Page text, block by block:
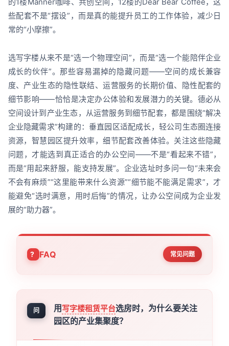
些配套不是“摆设”，而是真的能提升员工的工作体验，减少日
常的“小摩擦”。
选写字楼从来不是“选一个物理空间”，而是“选一个能陪伴企业
成长的伙伴”。那些容易漏掉的隐藏问题——空间的成长兼容
度、产业生态的隐性联结、运营服务的长期价值、隐性配套的
细节影响——恰恰是决定办公体验和发展潜力的关键。德必从
空间设计到产业生态，从运营服务到细节配套，都是围绕“解决
企业隐藏需求”构建的：垂直园区适配成长，轻公司生态圈连接
资源，智慧园区提升效率，细节配套改善体验。关注这些隐藏
问题，才能选到真正适合的办公空间——不是“看起来不错”，
而是“用起来舒服，能支持发展”。企业选址时多问一句“未来会
不会有麻烦”“这里能带来什么资源”“细节能不能满足需求”，才
能避免“选时满意，用时后悔”的情况，让办公空间成为企业发
展的“助力器”。
FAQ 常见问题
问 用 写字楼租赁平台选房时，为什么要关注
园区的产业集聚度？